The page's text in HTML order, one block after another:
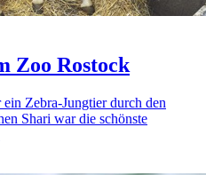
Zoo Rostock
Zebra-Jungtier durch den
Shari war die schönste